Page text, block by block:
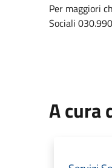
Per maggiori
Sociali
A cura